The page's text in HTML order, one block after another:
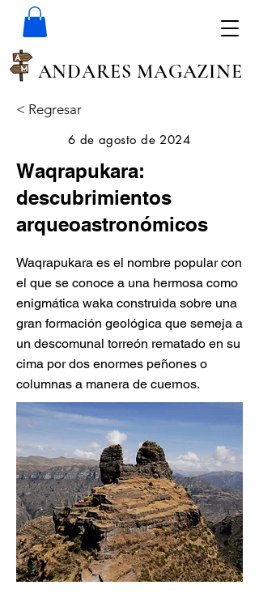
ANDARES MAGAZINE
< Regresar
6 de agosto de 2024
Waqrapukara:
descubrimientos
arqueoastronómicos
Waqrapukara es el nombre popular con
el que se conoce a una hermosa como
enigmática waka construida sobre una
gran formación geológica que semeja a
un descomunal torreón rematado en su
cima por dos enormes peñones o
columnas a manera de cuernos.